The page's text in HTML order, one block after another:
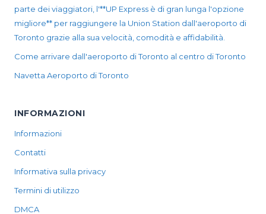
parte dei viaggiatori, l'**UP Express è di gran lunga l'opzione
migliore** per raggiungere la Union Station dall'aeroporto di
Toronto grazie alla sua velocità, comodità e affidabilità.
Come arrivare dall'aeroporto di Toronto al centro di Toronto
Navetta Aeroporto di Toronto
INFORMAZIONI
Informazioni
Contatti
Informativa sulla privacy
Termini di utilizzo
DMCA